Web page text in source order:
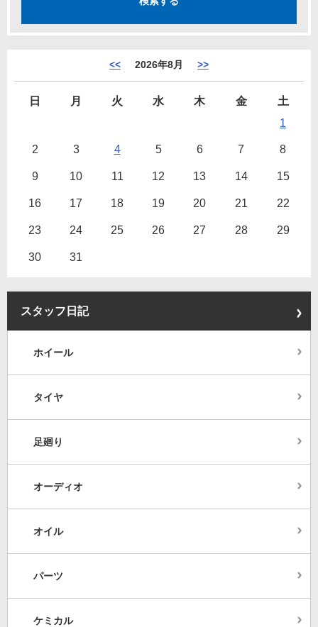
<< 2026年8月 >>
日 月 火 水 木 金
土
1
2 3 4 5 6 7 8
9 10 11 12 13 14 15
16 17 18 19 20 21 22
23 24 25 26 27 28 29
30 31
スタッフ日記
ホイール
タイヤ
足廻り
オーディオ
オイル
パーツ
ケミカル